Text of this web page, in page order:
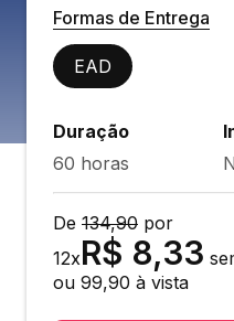
Formas de Entrega
EAD
Duração
60 horas
De 134,90 por
12xR$ 8,33
ou 99,90 à vista